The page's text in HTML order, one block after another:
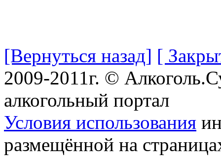
[Вернуться назад] [
2009-2011г. ©
алкогольный портал
Условия использования
размещённой на